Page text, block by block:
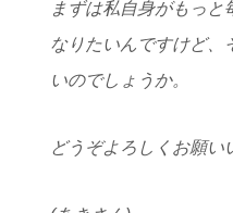
まずは私自身がもっ
なりたいんですけど、
いのでしょうか。
どうぞよろしくお願い